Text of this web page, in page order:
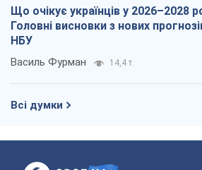
Що очікує українців у 2026–2028
Головні висновки з нових
НБУ
Василь Фурман 14,4 т.
Всі думки